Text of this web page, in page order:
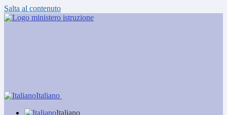
Salta al contenuto
Italiano
Italiano